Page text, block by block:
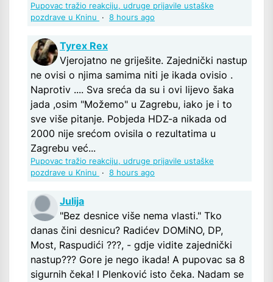
Pupovac tražio reakciju, udruge prijavile ustaške
pozdrave u Kninu
· 8 hours ago
Tyrex Rex
Vjerojatno ne griješite. Zajednički nastup
ne ovisi o njima samima niti je ikada ovisio .
Naprotiv .... Sva sreća da su i ovi lijevo šaka
jada ,osim "Možemo" u Zagrebu, iako je i to
sve više pitanje. Pobjeda HDZ-a nikada od
2000 nije srećom ovisila o rezultatima u
Zagrebu već...
Pupovac tražio reakciju, udruge prijavile ustaške
pozdrave u Kninu
· 8 hours ago
Julija
"Bez desnice više nema vlasti." Tko
danas čini desnicu? Radićev DOMiNO, DP,
Most, Raspudići ???, - gdje vidite zajednički
nastup??? Gore je nego ikada! A pupovac sa 8
sigurnih čeka! I Plenković isto čeka. Nadam se